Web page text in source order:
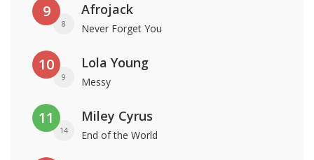
9
8
Afrojack
Never Forget You
10
9
Lola Young
Messy
11
14
Miley Cyrus
End of the World